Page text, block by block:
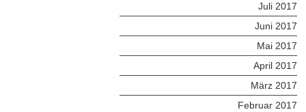
Juli 2017
Juni 2017
Mai 2017
April 2017
März 2017
Februar 2017